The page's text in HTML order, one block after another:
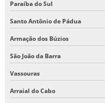
Paraíba do Sul
Santo Antônio de Pádua
Armação dos Búzios
São João da Barra
Vassouras
Arraial do Cabo